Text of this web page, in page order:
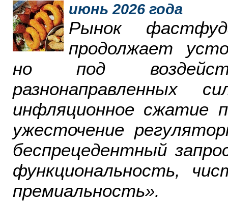
июнь 2026 года
Рынок
продолжает
но под
инфляционное сжатие
ужесточение
беспрецедентный
функциональность,
премиальность».